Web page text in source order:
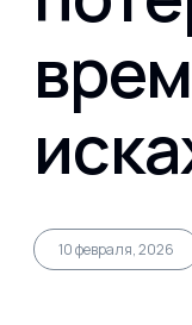
Каталог
10 февраля, 2026